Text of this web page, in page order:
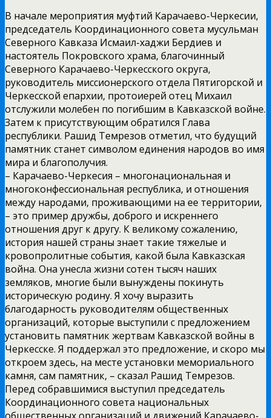
В начале мероприятия муфтий Карачаево-Черкесии,
председатель Координационного совета мусульман
Северного Кавказа Исмаил-хаджи Бердиев и
настоятель Покровского храма, благочинный
Северного Карачаево-Черкесского округа,
руководитель миссионерского отдела Пятигорской и
Черкесской епархии, протоиерей отец Михаил
отслужили молебен по погибшим в Кавказской войне.
Затем к присутствующим обратился Глава
республики. Рашид Темрезов отметил, что будущий
памятник станет символом единения народов во имя
мира и благополучия.
– Карачаево-Черкесия – многонациональная и
многоконфессиональная республика, и отношения
между народами, проживающими на ее территории,
– это пример дружбы, доброго и искреннего
отношения друг к другу. К великому сожалению,
история нашей страны знает такие тяжелые и
кровопролитные события, какой была Кавказская
война. Она унесла жизни сотен тысяч наших
земляков, многие были вынуждены покинуть
историческую родину. Я хочу выразить
благодарность руководителям общественных
организаций, которые выступили с предложением
установить памятник жертвам Кавказской войны в
Черкесске. Я поддержал это предложение, и скоро мы
откроем здесь, на месте установки мемориального
камня, сам памятник, – сказал Рашид Темрезов.
Перед собравшимися выступил председатель
Координационного совета национальных